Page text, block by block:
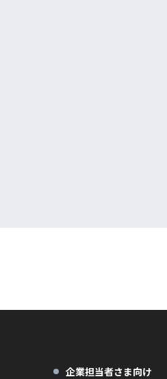
企業担当者さま向け